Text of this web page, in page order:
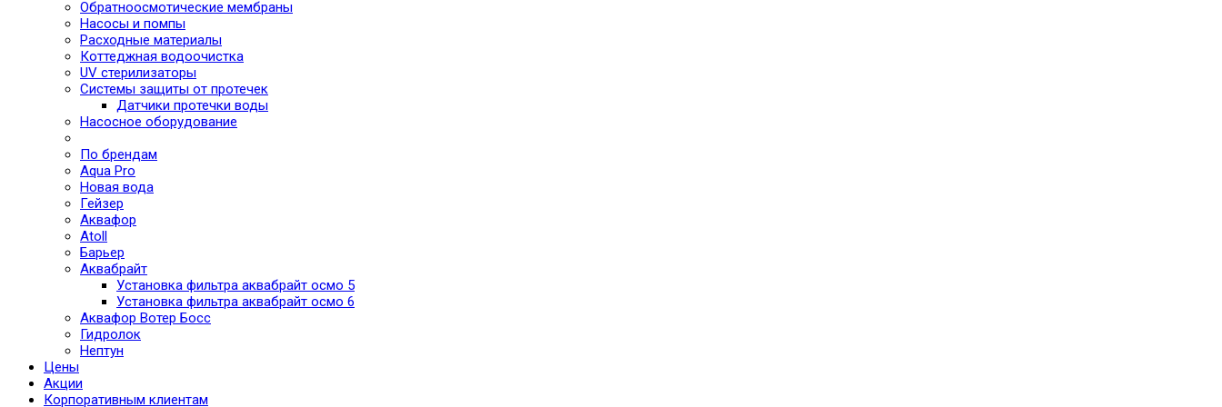
Обратноосмотические мембраны
Насосы и помпы
Расходные материалы
Коттеджная водоочистка
UV стерилизаторы
Системы защиты от протечек
Датчики протечки воды
Насосное оборудование
По брендам
Aqua Pro
Новая вода
Гейзер
Аквафор
Atoll
Барьер
Аквабрайт
Установка фильтра аквабрайт осмо 5
Установка фильтра аквабрайт осмо 6
Аквафор Вотер Босс
Гидролок
Нептун
Цены
Акции
Корпоративным клиентам